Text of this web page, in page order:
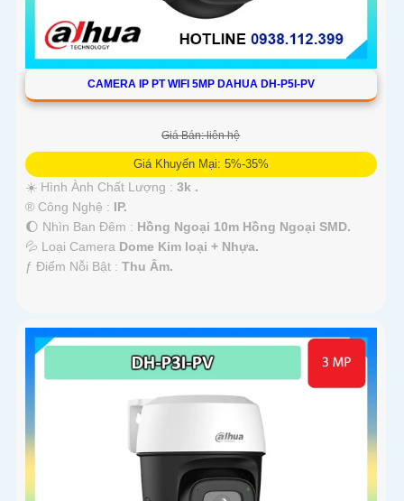
CAMERA IP PT WIFI 5MP DAHUA DH-P5I-PV
Giá Bán: liên hệ
Giá Khuyến Mại: 5%-35%
☀️ Hình Ành Chất Lượng : 3k .
®️ Công Nghệ : IP.
🌔 Nhìn Ban Đêm : Hồng Ngoại 10m Hồng Ngoại SMD.
💦 Loại Camera Dome Kim loại + Nhựa.
️ƒ Điểm Nỗi Bật : Thu Âm.